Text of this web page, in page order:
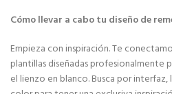
Cómo llevar a cabo tu diseño de
Empieza con inspiración. Te
plantillas diseñadas profesionalmente
el lienzo en blanco. Busca por